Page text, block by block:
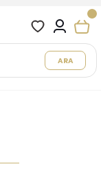
ARA